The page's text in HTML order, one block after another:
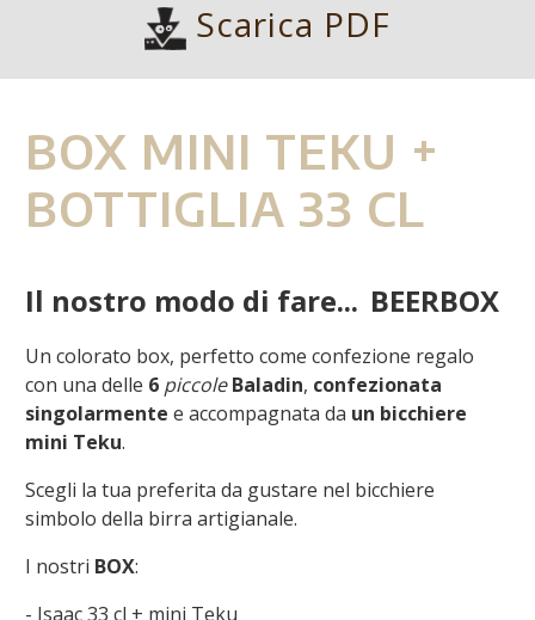
Scarica PDF
BOX MINI TEKU +
BOTTIGLIA 33 CL
Il nostro modo di fare... BEERBOX
Un colorato box, perfetto come confezione regalo
con una delle 6 piccoleBaladin, confezionata
singolarmente e accompagnata da un bicchiere
mini Teku.
Scegli la tua preferita da gustare nel bicchiere
simbolo della birra artigianale.
I nostri BOX:
- Isaac 33 cl + mini Teku